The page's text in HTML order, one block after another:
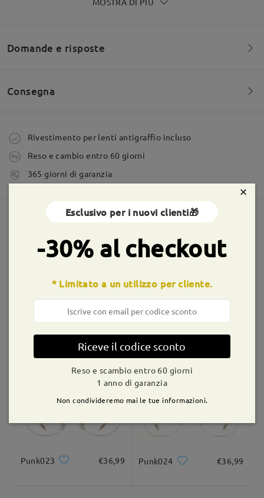
Domande e risposte
Siete invitati a lasciare qualsiasi commento sulla montatura.
Consegna
Ordine effettuato
tempi di spedizione
8-11 giorni lavorativi dettagli
Spedito
shipping time
Rivestimento per lenti antigraffio incluso
Reso e cambio entro 60 giorni
365 giorni di garanzia
Montature simili
€18,99 M34096
Punk023 €36,99 Punk024 €36,99
×
Esclusivo per i nuovi clienti🎁
-30% al checkout
* Limitato a un utilizzo per cliente.
Riceve il codice sconto
Reso e scambio entro 60 giorni
1 anno di garanzia
Non condivideremo mai le tue informazioni.